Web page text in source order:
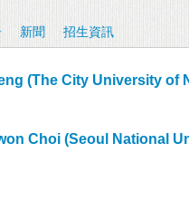
新聞 招生資訊
(The City University
Choi (Seoul National